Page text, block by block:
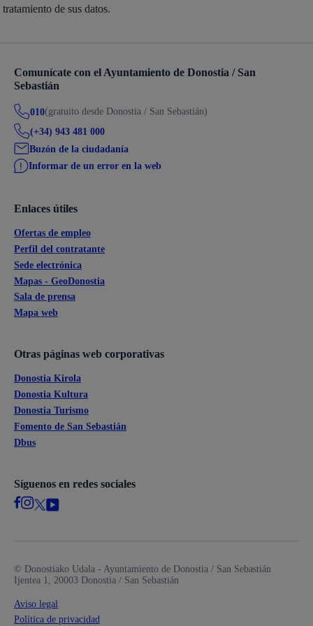
tratamiento de sus datos.
Comunícate con el Ayuntamiento de Donostia / San
Sebastián
010(gratuito desde Donostia / San Sebastián)
(+34) 943 481 000
Buzón de la ciudadanía
Informar de un error en la web
Enlaces útiles
Ofertas de empleo
Perfil del contratante
Sede electrónica
Mapas - GeoDonostia
Sala de prensa
Mapa web
Otras páginas web corporativas
Donostia Kirola
Donostia Kultura
Donostia Turismo
Fomento de San Sebastián
Dbus
Síguenos en redes sociales
© Donostiako Udala - Ayuntamiento de Donostia / San Sebastián
Ijentea 1, 20003 Donostia / San Sebastián
Aviso legal
Política de privacidad